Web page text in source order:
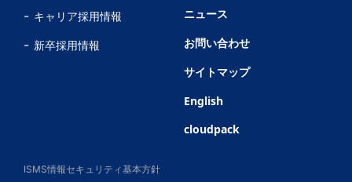
キャリア採用情報
新卒採用情報
ニュース
お問い合わせ
サイトマップ
English
cloudpack
ISMS情報セキュリティ基本方針